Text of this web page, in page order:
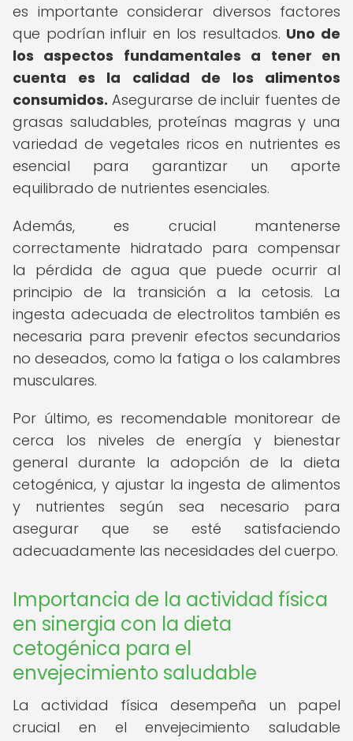
es importante considerar diversos factores
que podrían influir en los resultados. Uno de
los aspectos fundamentales a tener en
cuenta es la calidad de los alimentos
consumidos. Asegurarse de incluir fuentes de
grasas saludables, proteínas magras y una
variedad de vegetales ricos en nutrientes es
esencial para garantizar un aporte
equilibrado de nutrientes esenciales.
Además, es crucial mantenerse
correctamente hidratado para compensar
la pérdida de agua que puede ocurrir al
principio de la transición a la cetosis. La
ingesta adecuada de electrolitos también es
necesaria para prevenir efectos secundarios
no deseados, como la fatiga o los calambres
musculares.
Por último, es recomendable monitorear de
cerca los niveles de energía y bienestar
general durante la adopción de la dieta
cetogénica, y ajustar la ingesta de alimentos
y nutrientes según sea necesario para
asegurar que se esté satisfaciendo
adecuadamente las necesidades del cuerpo.
Importancia de la actividad física
en sinergia con la dieta
cetogénica para el
envejecimiento saludable
La actividad física desempeña un papel
crucial en el envejecimiento saludable